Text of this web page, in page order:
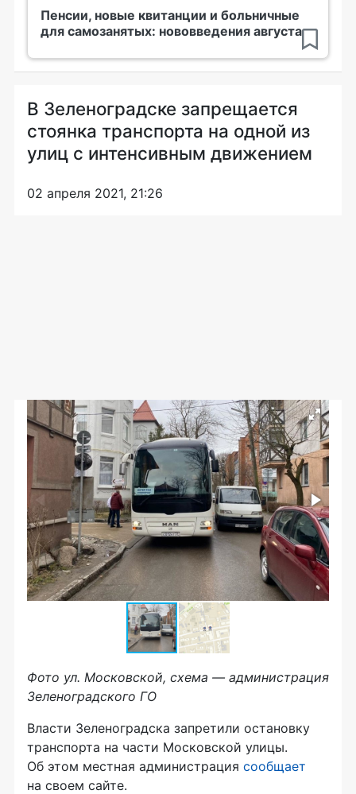
Пенсии, новые квитанции и больничные
для самозанятых: нововведения августа
В Зеленоградске запрещается
стоянка транспорта на одной из
улиц с интенсивным движением
02 апреля 2021, 21:26
Фото ул. Московской, схема — администрация
Зеленоградского ГО
Власти Зеленоградска запретили остановку
транспорта на части Московской улицы.
Об этом местная администрация сообщает
на своем сайте.